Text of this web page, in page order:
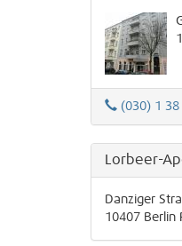
(030) 1
Lorbeer-
Danziger
10407 Berlin